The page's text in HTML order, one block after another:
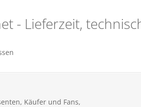
- Lieferzeit,
Käufer und Fans,